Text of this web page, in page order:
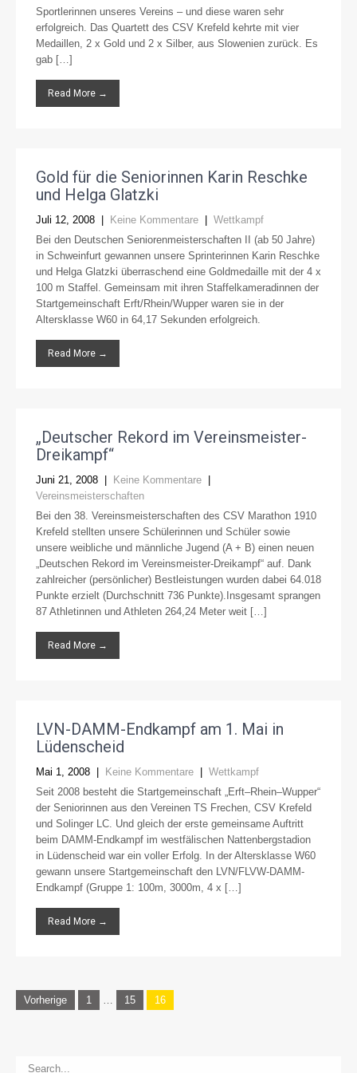
Sportlerinnen unseres Vereins – und diese waren sehr
erfolgreich. Das Quartett des CSV Krefeld kehrte mit vier
Medaillen, 2 x Gold und 2 x Silber, aus Slowenien zurück. Es
gab […]
Read More →
Gold für die Seniorinnen Karin Reschke
und Helga Glatzki
Juli 12, 2008 Keine Kommentare
Wettkampf
Bei den Deutschen Seniorenmeisterschaften II (ab 50 Jahre)
in Schweinfurt gewannen unsere Sprinterinnen Karin Reschke
und Helga Glatzki überraschend eine Goldmedaille mit der 4 x
100 m Staffel. Gemeinsam mit ihren Staffelkameradinnen der
Startgemeinschaft Erft/Rhein/Wupper waren sie in der
Altersklasse W60 in 64,17 Sekunden erfolgreich.
Read More →
„Deutscher Rekord im Vereinsmeister-
Dreikampf“
Juni 21, 2008 Keine Kommentare
Vereinsmeisterschaften
Bei den 38. Vereinsmeisterschaften des CSV Marathon 1910
Krefeld stellten unsere Schülerinnen und Schüler sowie
unsere weibliche und männliche Jugend (A + B) einen neuen
„Deutschen Rekord im Vereinsmeister-Dreikampf“ auf. Dank
zahlreicher (persönlicher) Bestleistungen wurden dabei 64.018
Punkte erzielt (Durchschnitt 736 Punkte).Insgesamt sprangen
87 Athletinnen und Athleten 264,24 Meter weit […]
Read More →
LVN-DAMM-Endkampf am 1. Mai in
Lüdenscheid
Mai 1, 2008 Keine Kommentare
Wettkampf
Seit 2008 besteht die Startgemeinschaft „Erft–Rhein–Wupper“
der Seniorinnen aus den Vereinen TS Frechen, CSV Krefeld
und Solinger LC. Und gleich der erste gemeinsame Auftritt
beim DAMM-Endkampf im westfälischen Nattenbergstadion
in Lüdenscheid war ein voller Erfolg. In der Altersklasse W60
gewann unsere Startgemeinschaft den LVN/FLVW-DAMM-
Endkampf (Gruppe 1: 100m, 3000m, 4 x […]
Read More →
Seitennummerierung
der
Vorherige 1 … 15 16